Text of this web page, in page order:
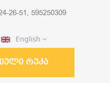
26-51, 595250309
English
რუკა